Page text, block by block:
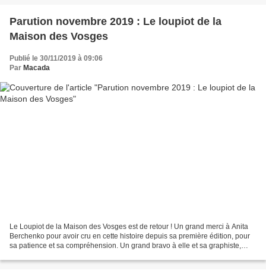
Parution novembre 2019 : Le loupiot de la
Maison des Vosges
Publié le 30/11/2019 à 09:06
Par Macada
Le Loupiot de la Maison des Vosges est de retour ! Un grand merci à Anita
Berchenko pour avoir cru en cette histoire depuis sa première édition, pour
sa patience et sa compréhension. Un grand bravo à elle et sa graphiste,